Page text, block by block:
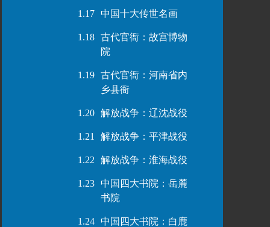
1.17 中国十大传世名画
1.18
古代官衙：故宫博物
院
1.19
古代官衙：河南省内
乡县衙
1.20 解放战争：辽沈战役
1.21 解放战争：平津战役
1.22 解放战争：淮海战役
1.23
中国四大书院：岳麓
书院
1.24
中国四大书院：白鹿